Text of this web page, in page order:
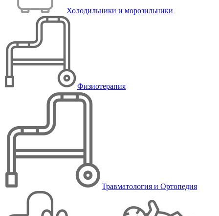
Холодильники и морозильники
Физиотерапия
Травматология и Ортопедия